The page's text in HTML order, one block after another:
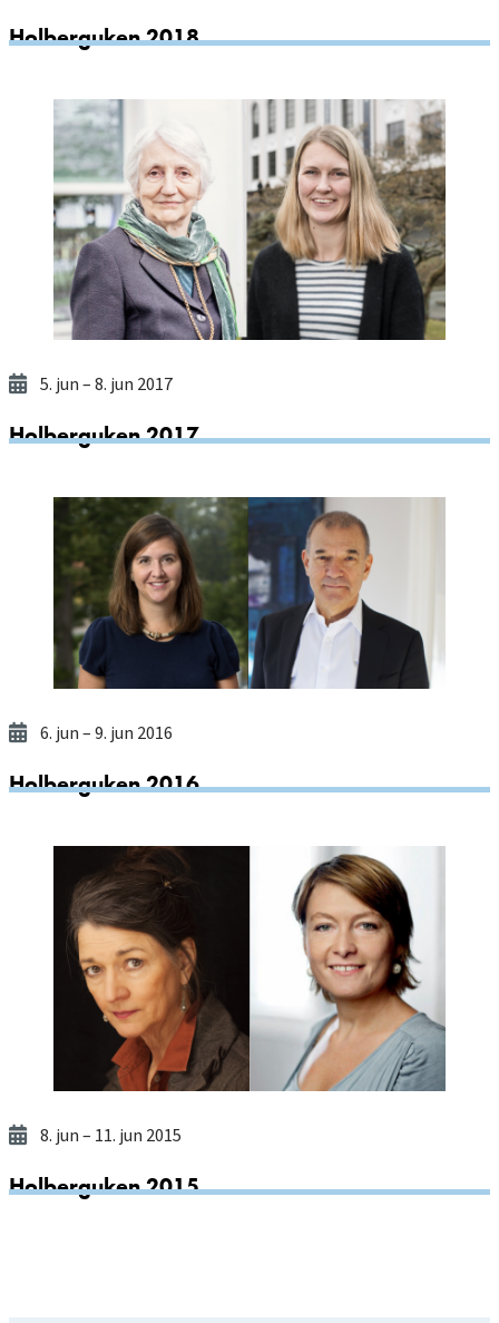
Holberguken 2018
5. jun– 8. jun 2017
Holberguken 2017
6. jun– 9. jun 2016
Holberguken 2016
8. jun– 11. jun 2015
Holberguken 2015